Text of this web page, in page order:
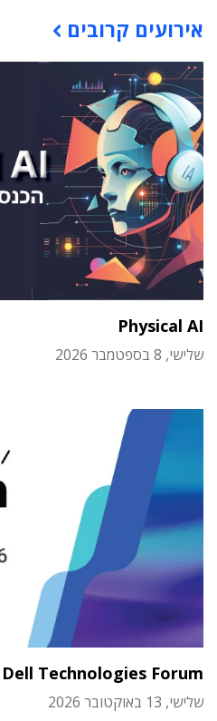
אירועים קרובים
Physical AI
שלישי, 8 בספטמבר 2026
Dell Technologies Forum
שלישי, 13 באוקטובר 2026